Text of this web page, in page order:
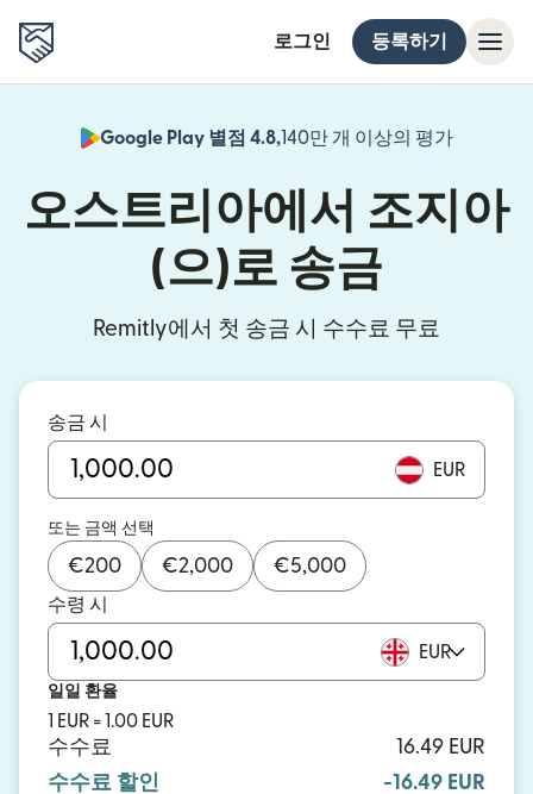
로그인 등록하기
Google Play 별점 4.8,140만 개 이상의 평가
오스트리아에서 조지아
(으)로 송금
Remitly에서 첫 송금 시 수수료 무료
송금 시
EUR
또는 금액 선택
€200 €2,000 €5,000
수령 시
EUR
일일 환율
1 EUR = 1.00 EUR
수수료
16.49 EUR
수수료 할인
-16.49 EUR